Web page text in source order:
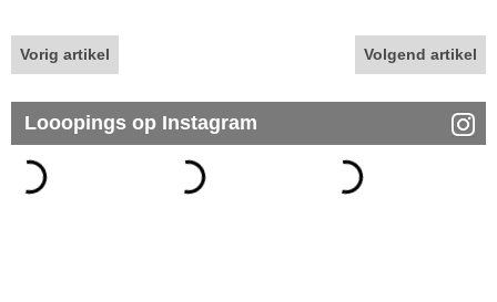
Vorig artikel Volgend artikel
Looopings op Instagram